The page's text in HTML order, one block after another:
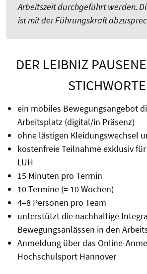
Arbeitszeit durchgeführt werden.
ist mit der Führungskraft
DER LEIBNIZ
ein mobiles Bewegungsangebot
Arbeitsplatz (digital/in Präsenz)
ohne lästigen Kleidungswechsel
kostenfreie Teilnahme exklusiv
LUH
15 Minuten pro Termin
10 Termine (= 10 Wochen)
4–8 Personen pro Team
unterstützt die nachhaltige
Bewegungsanlässen in den
Anmeldung über das Online-
Hochschulsport Hannover